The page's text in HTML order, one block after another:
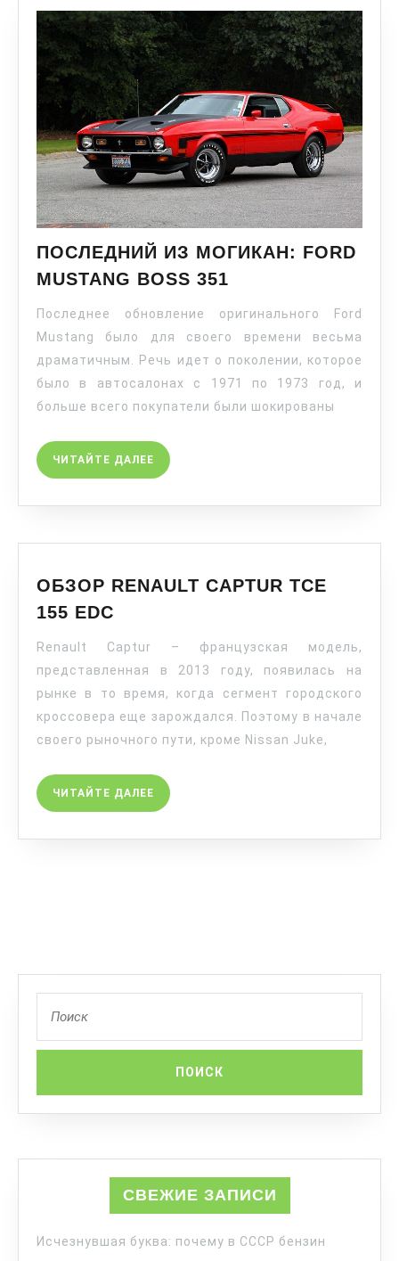
ПОСЛЕДНИЙ ИЗ МОГИКАН: FORD
MUSTANG BOSS 351
Последнее обновление оригинального Ford
Mustang было для своего времени весьма
драматичным. Речь идет о поколении, которое
было в автосалонах с 1971 по 1973 год, и
больше всего покупатели были шокированы
ЧИТАЙТЕ ДАЛЕЕ
ОБЗОР RENAULT CAPTUR TCE
155 EDC
Renault Captur – французская модель,
представленная в 2013 году, появилась на
рынке в то время, когда сегмент городского
кроссовера еще зарождался. Поэтому в начале
своего рыночного пути, кроме Nissan Juke,
ЧИТАЙТЕ ДАЛЕЕ
СВЕЖИЕ ЗАПИСИ
Исчезнувшая буква: почему в СССР бензин